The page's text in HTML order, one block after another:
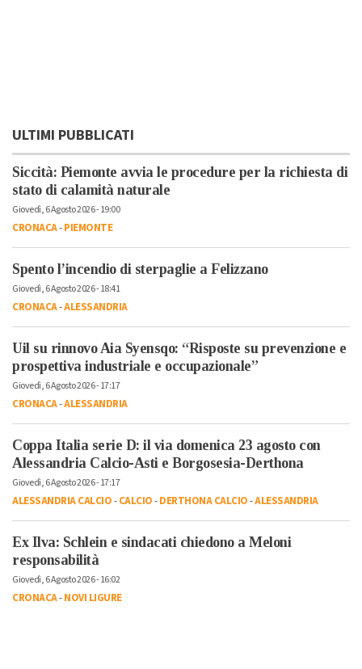
ULTIMI PUBBLICATI
Siccità: Piemonte avvia le procedure per la richiesta di
stato di calamità naturale
Giovedì, 6 Agosto 2026 - 19:00
CRONACA-PIEMONTE
Spento l’incendio di sterpaglie a Felizzano
Giovedì, 6 Agosto 2026 - 18:41
CRONACA-ALESSANDRIA
Uil su rinnovo Aia Syensqo: “Risposte su prevenzione e
prospettiva industriale e occupazionale”
Giovedì, 6 Agosto 2026 - 17:17
CRONACA-ALESSANDRIA
Coppa Italia serie D: il via domenica 23 agosto con
Alessandria Calcio-Asti e Borgosesia-Derthona
Giovedì, 6 Agosto 2026 - 17:17
ALESSANDRIA CALCIO-CALCIO-DERTHONA CALCIO-ALESSANDRIA
Ex Ilva: Schlein e sindacati chiedono a Meloni
responsabilità
Giovedì, 6 Agosto 2026 - 16:02
CRONACA-NOVI LIGURE